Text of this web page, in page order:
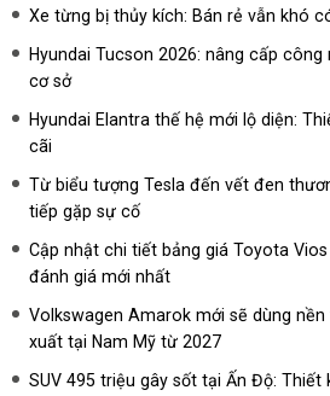
Xe từng bị thủy kích: Bán rẻ vẫn khó
Hyundai Tucson 2026: nâng cấp
cơ sở
Hyundai Elantra thế hệ mới lộ diện:
cãi
Từ biểu tượng Tesla đến vết đen
tiếp gặp sự cố
Cập nhật chi tiết bảng giá Toyota
đánh giá mới nhất
Volkswagen Amarok mới sẽ dùng nền
xuất tại Nam Mỹ từ 2027
SUV 495 triệu gây sốt tại Ấn Độ: